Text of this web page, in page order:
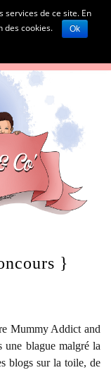
}
Mummy Addict and
une blague malgré la
blogs sur la toile, de
services de ce site. En
des cookies.
Ok